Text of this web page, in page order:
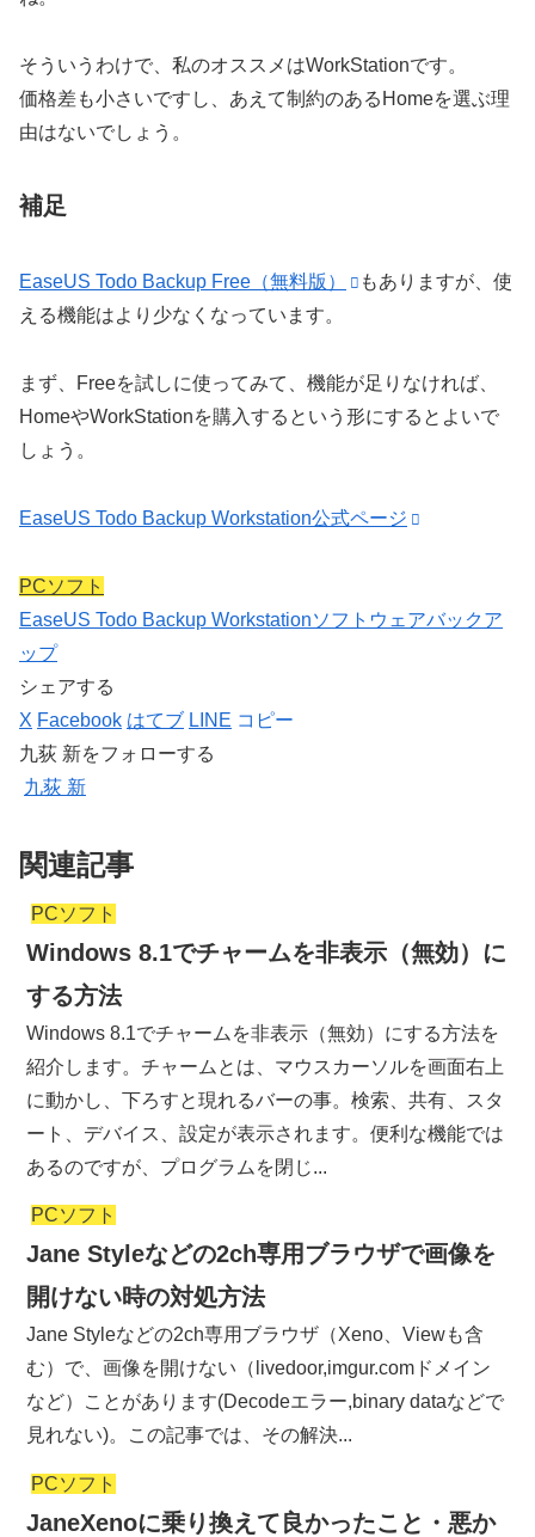
そういうわけで、 私のオススメはWorkStationです。
価格差も小さいですし、あえて制約のあるHomeを選ぶ理
由はないでしょう。
補足
EaseUS Todo Backup Free（無料版）
もありますが、使
える機能はより少なくなっています。
まず、Freeを試しに使ってみて、機能が足りなければ、
HomeやWorkStationを購入するという形にするとよいで
しょう。
EaseUS Todo Backup Workstation公式ページ
PCソフト
EaseUS Todo Backup Workstationソフトウェアバックア
ップ
シェアする
X Facebook はてブ LINE コピー
九荻 新をフォローする
九荻 新
関連記事
PCソフト
Windows 8.1でチャームを非表示（無効）に
する方法
Windows 8.1でチャームを非表示（無効）にする方法を
紹介します。チャームとは、マウスカーソルを画面右上
に動かし、下ろすと現れるバーの事。検索、共有、スタ
ート、デバイス、設定が表示されます。便利な機能では
あるのですが、プログラムを閉じ...
PCソフト
Jane Styleなどの2ch専用ブラウザで画像を
開けない時の対処方法
Jane Styleなどの2ch専用ブラウザ（Xeno、Viewも含
む）で、画像を開けない（livedoor,imgur.comドメイン
など）ことがあります(Decodeエラー,binary dataなどで
見れない)。この記事では、その解決...
PCソフト
JaneXenoに乗り換えて良かったこと・悪か